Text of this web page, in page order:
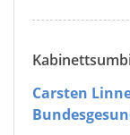
Carsten